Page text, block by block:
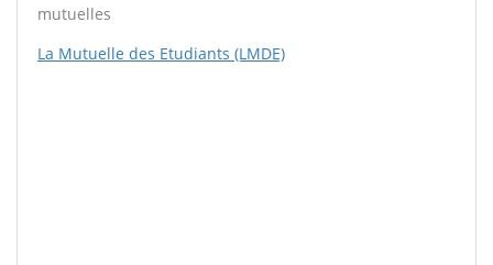
mutuelles
La Mutuelle des Etudiants (LMDE)